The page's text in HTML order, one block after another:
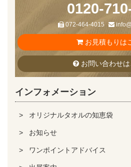
0120-
072-464-4015
お見積もりは
お問い合わせ
インフォメーション
オリジナルタオルの知恵袋
お知らせ
ワンポイントアドバイス